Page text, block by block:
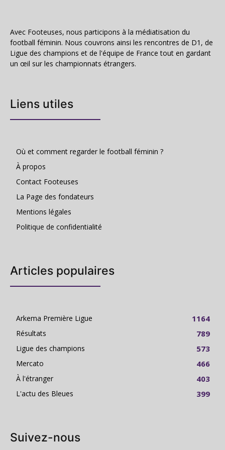
Avec Footeuses, nous participons à la médiatisation du
football féminin. Nous couvrons ainsi les rencontres de D1, de
Ligue des champions et de l'équipe de France tout en gardant
un œil sur les championnats étrangers.
Liens utiles
Où et comment regarder le football féminin ?
À propos
Contact Footeuses
La Page des fondateurs
Mentions légales
Politique de confidentialité
Articles populaires
Arkema Première Ligue 1164
Résultats 789
Ligue des champions 573
Mercato 466
À l'étranger 403
L'actu des Bleues 399
Suivez-nous